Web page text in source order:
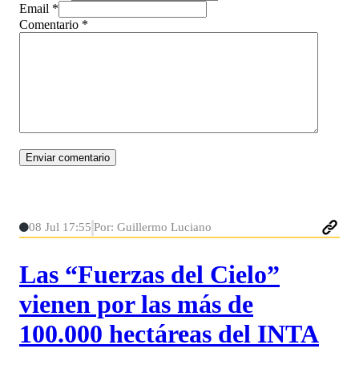
Email *
Comentario *
08 Jul 17:55 Por: Guillermo Luciano
Las “Fuerzas del Cielo”
vienen por las más de
100.000 hectáreas del INTA